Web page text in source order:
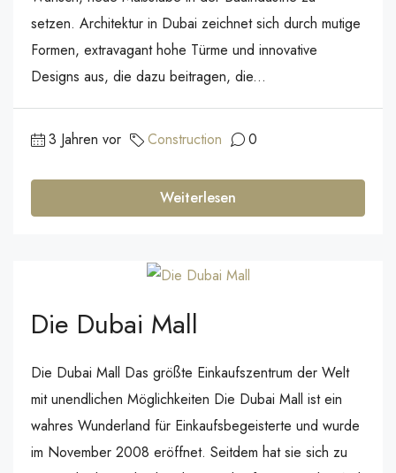
setzen. Architektur in Dubai zeichnet sich durch mutige
Formen, extravagant hohe Türme und innovative
Designs aus, die dazu beitragen, die...
3 Jahren vor Construction 0
Weiterlesen
Die Dubai Mall
Die Dubai Mall Das größte Einkaufszentrum der Welt
mit unendlichen Möglichkeiten Die Dubai Mall ist ein
wahres Wunderland für Einkaufsbegeisterte und wurde
im November 2008 eröffnet. Seitdem hat sie sich zu